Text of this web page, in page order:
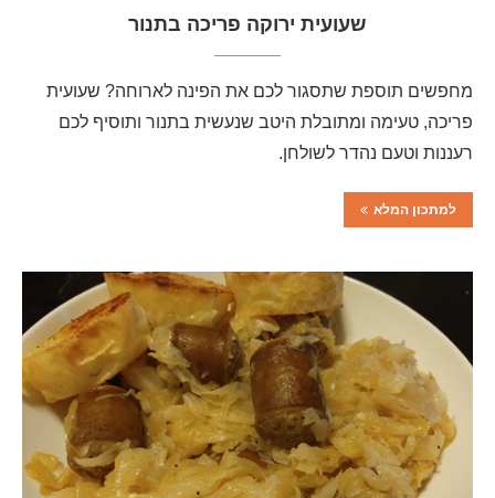
שעועית ירוקה פריכה בתנור
מחפשים תוספת שתסגור לכם את הפינה לארוחה? שעועית
פריכה, טעימה ומתובלת היטב שנעשית בתנור ותוסיף לכם
רעננות וטעם נהדר לשולחן.
למתכון המלא